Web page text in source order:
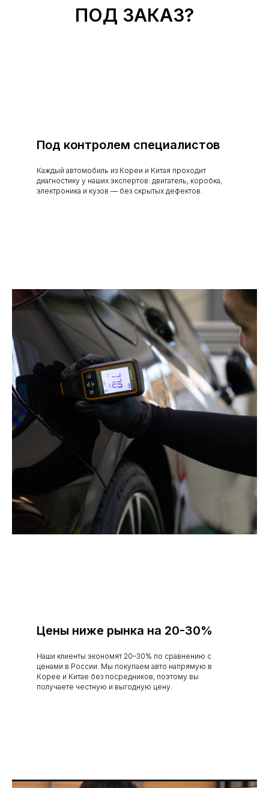
ПОД ЗАКАЗ?
Под контролем специалистов
Каждый автомобиль из Кореи и Китая проходит
диагностику у наших экспертов: двигатель, коробка,
электроника и кузов — без скрытых дефектов.
Цены ниже рынка на 20-30%
Наши клиенты экономят 20–30% по сравнению с
ценами в России. Мы покупаем авто напрямую в
Корее и Китае без посредников, поэтому вы
получаете честную и выгодную цену.